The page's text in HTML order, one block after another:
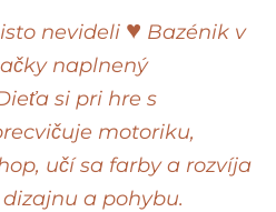
nevideli ♥ Bazénik v
naplnený
si pri hre s
motoriku,
učí sa farby a rozvíja
a pohybu.